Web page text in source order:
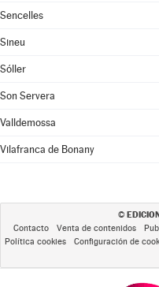
Sencelles
Sineu
Sóller
Son Servera
Valldemossa
Vilafranca de Bonany
©
Contacto Venta de contenidos
Política cookies
Configuración de